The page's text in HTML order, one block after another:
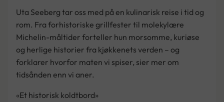
Uta Seeberg tar oss med på en kulinarisk reise i tid og
rom. Fra forhistoriske grillfester til molekylære
Michelin-måltider forteller hun morsomme, kuriøse
og herlige historier fra kjøkkenets verden – og
forklarer hvorfor maten vi spiser, sier mer om
tidsånden enn vi aner.
«Et historisk koldtbord»